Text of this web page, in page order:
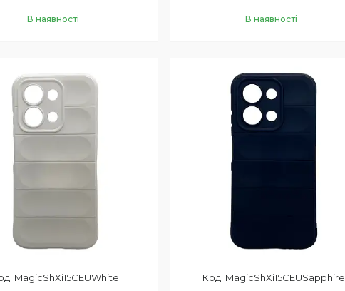
В наявності В наявності
MagicShXi15CEUWhite MagicShXi15CEUSapphire